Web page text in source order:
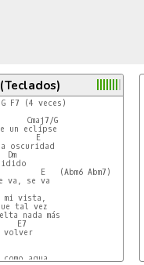
F7 (4 veces)
Cmaj7/G
un eclipse
E
oscuridad
Dm
E   (Abm6 Abm7)
va, se va
mi vista,
tal vez
nada más
E7
volver
agua